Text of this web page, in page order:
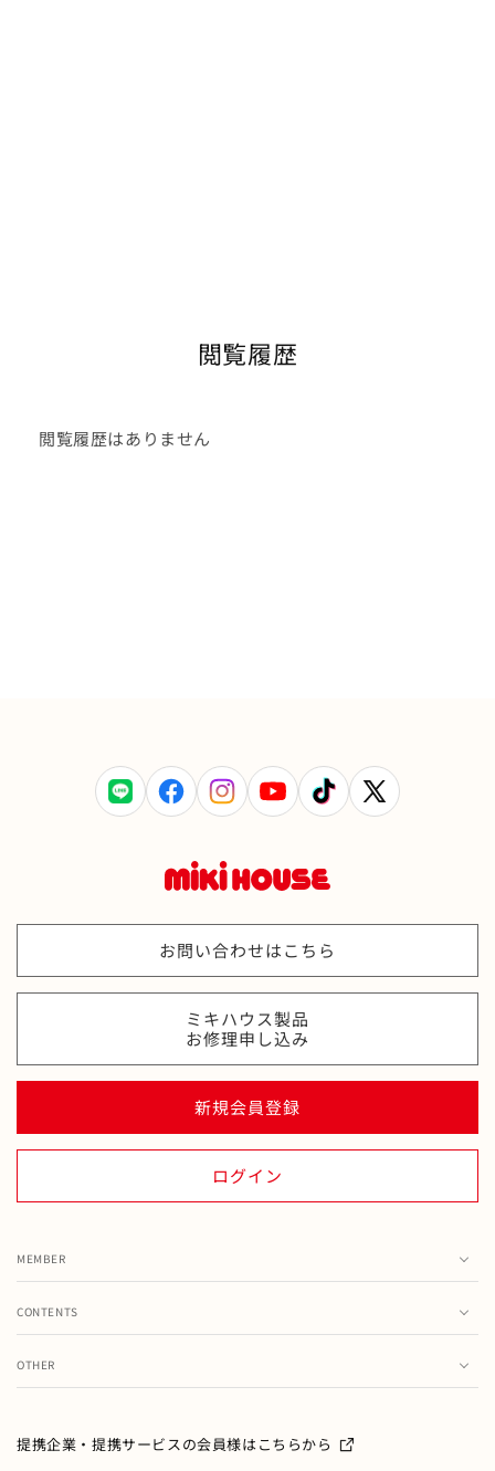
閲覧履歴
閲覧履歴はありません
LINE FacebookInstagramYouTube TikTok
X
(Twitter)
お問い合わせはこちら
ミキハウス製品
お修理申し込み
新規会員登録
ログイン
MEMBER
注文履歴
メールマガジン
CONTENTS
て
OTHER
ご利用ガイド
提携企業・提携サービスの会員様はこちらから